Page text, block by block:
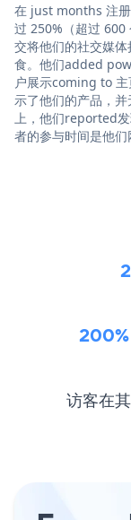
在 just months 注
过 250%（超过
交将他们的社交媒
食。他们added
户展示coming to 主
示了他们的产品，
上，他们reported
者的参与时间是他们
访客在